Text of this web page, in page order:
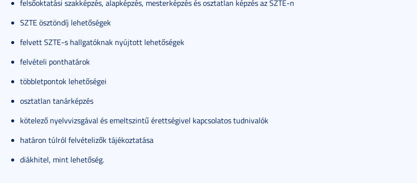
felsőoktatási szakképzés, alapképzés, mesterképzés és osztatlan képzés az SZTE-n
SZTE ösztöndíj lehetőségek
felvett SZTE-s hallgatóknak nyújtott lehetőségek
felvételi ponthatárok
többletpontok lehetőségei
osztatlan tanárképzés
kötelező nyelvvizsgával és emeltszintű érettségivel kapcsolatos tudnivalók
határon túlról felvételizők tájékoztatása
diákhitel, mint lehetőség.